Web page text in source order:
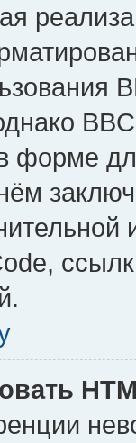
форме